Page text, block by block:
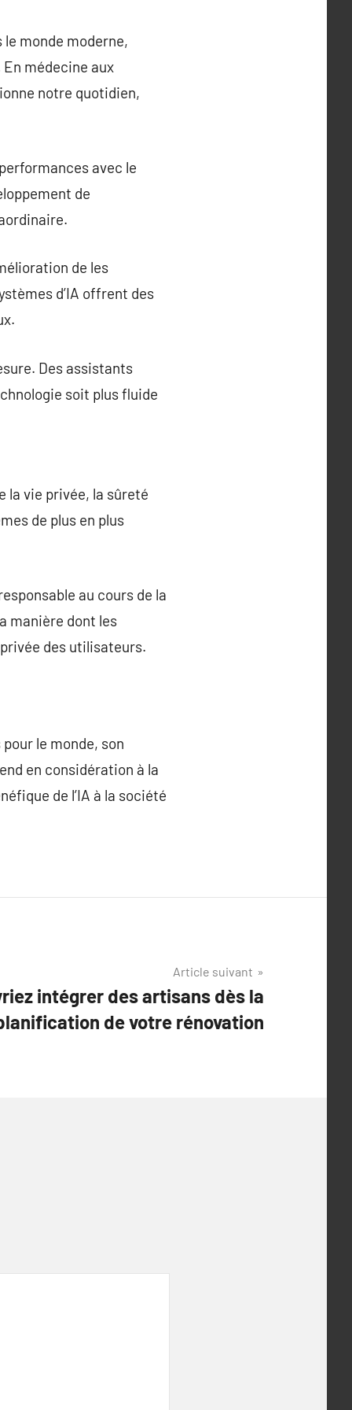
monde moderne,
médecine aux
notre quotidien,
avec le
de
de les
d’IA offrent des
Des assistants
soit plus fluide
la vie privée, la sûreté
de plus en plus
au cours de la
manière dont les
des utilisateurs.
le monde, son
en considération à la
de l’IA à la société
Article suivant
intégrer des artisans dès la
de votre rénovation